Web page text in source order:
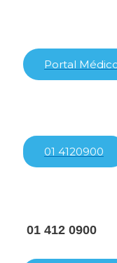
contenido
Portal
01 4120900
01 412 0900